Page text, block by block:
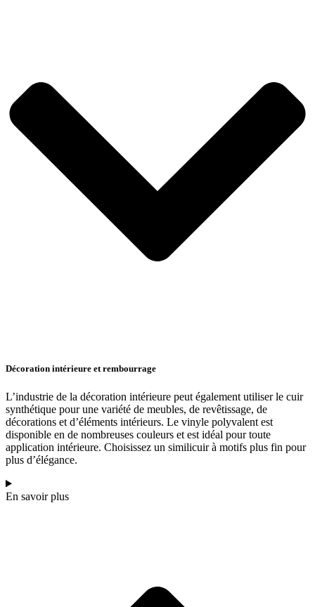
Décoration intérieure et rembourrage
L’industrie de la décoration intérieure peut également utiliser le cuir
synthétique pour une variété de meubles, de revêtissage, de
décorations et d’éléments intérieurs. Le vinyle polyvalent est
disponible en de nombreuses couleurs et est idéal pour toute
application intérieure. Choisissez un similicuir à motifs plus fin pour
plus d’élégance.
En savoir plus